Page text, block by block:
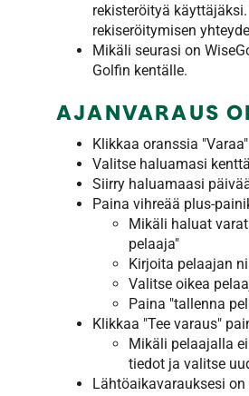
rekisteröityä
rekiseröitymisen
Mikäli seurasi on
Golfin kentälle.
AJANVARAUS
Klikkaa oranssia
Valitse haluamasi
Siirry haluamaasi
Paina vihreää plus-
Mikäli haluat
pelaaja"
Kirjoita pelaajan
Valitse oikea
Paina "tallenna
Klikkaa "Tee varaus"
Mikäli pelaajalla
tiedot ja valitse
Lähtöaikavarauksesi